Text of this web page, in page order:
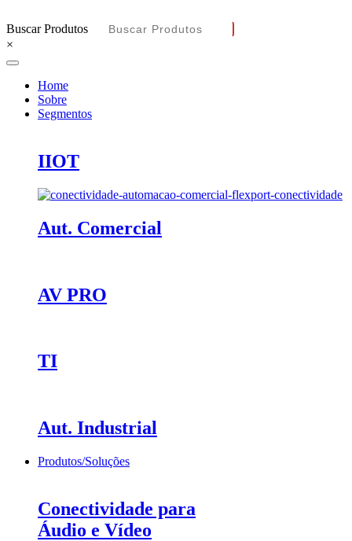
Buscar Produtos
×
Home
Sobre
Segmentos
IIOT
Aut. Comercial
AV PRO
TI
Aut. Industrial
Produtos/Soluções
Conectividade para
Áudio e Vídeo